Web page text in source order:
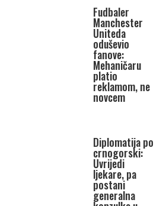
Fudbaler
Manchester
Uniteda
oduševio
fanove:
Mehaničaru
platio
reklamom, ne
novcem
Diplomatija po
crnogorski:
Uvrijedi
ljekare, pa
postani
generalna